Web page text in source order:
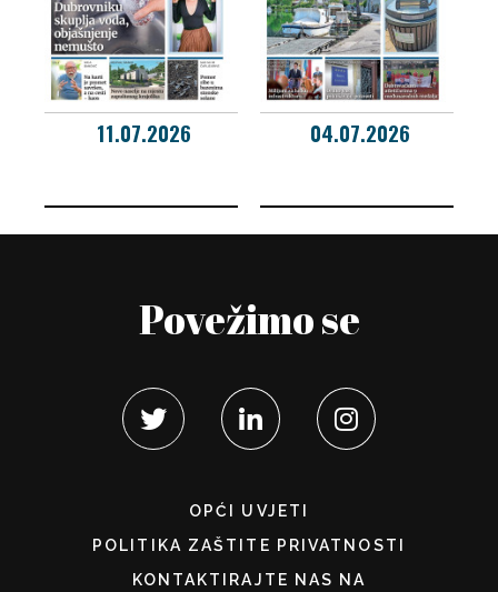
11.07.2026 04.07.2026
Povežimo se
OPĆI UVJETI
POLITIKA ZAŠTITE PRIVATNOSTI
KONTAKTIRAJTE NAS NA